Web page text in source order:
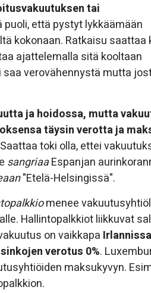
tai
että pystyt lykkäämään
kokonaan. Ratkaisu saattaa
ajattelemalla sitä kooltaan
verovähennystä mutta
ja hoidossa, mutta
täysin verotta ja
Saattaa toki olla, ettei
sangriaaEspanjan
"Etelä-Helsingissä".
menee
Hallintopalkkiot liikkuvat
on vaikkapa
verotus 0%.
maksukyvyn.